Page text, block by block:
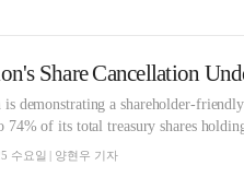
demonstrating a shareholder-
74% of its total treasury shares
수요일 | 양현우 기자